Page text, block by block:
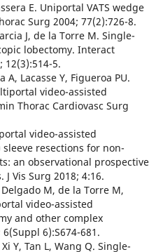
E. Uniportal VATS wedge
Surg 2004; 77(2):726-8.
J, de la Torre M. Single-
lobectomy. Interact
12(3):514-5.
A, Lacasse Y, Figueroa PU.
video-assisted
Thorac Cardiovasc Surg
video-assisted
sleeve resections for non-
an observational prospective
Vis Surg 2018; 4:16.
M, de la Torre M,
video-assisted
and other complex
6):S674-681.
Y, Tan L, Wang Q. Single-